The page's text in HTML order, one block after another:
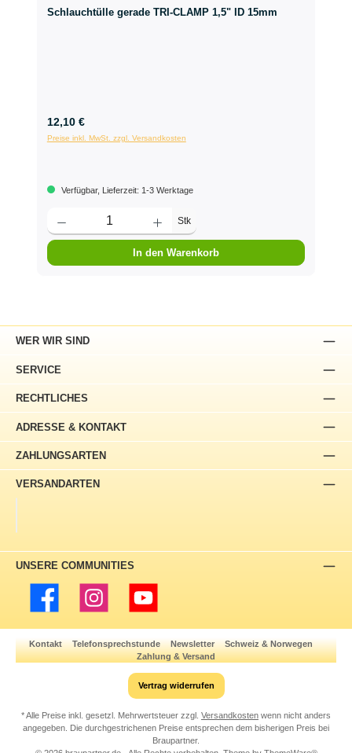
Schlauchtülle gerade TRI-CLAMP 1,5" ID 15mm
12,10 €
Preise inkl. MwSt. zzgl. Versandkosten
Verfügbar, Lieferzeit: 1-3 Werktage
Stk
In den Warenkorb
ADRESSE & KONTAKT
WER WIR SIND
SERVICE
RECHTLICHES
ZAHLUNGSARTEN
VERSANDARTEN
UNSERE COMMUNITIES
Facebook Instagram YouTube
Kontakt Telefonsprechstunde Newsletter
Schweiz & Norwegen
Zahlung & Versand
Vertrag widerrufen
* Alle Preise inkl. gesetzl. Mehrwertsteuer zzgl. Versandkosten wenn nicht anders
angegeben. Die durchgestrichenen Preise entsprechen dem bisherigen Preis bei
Braupartner.